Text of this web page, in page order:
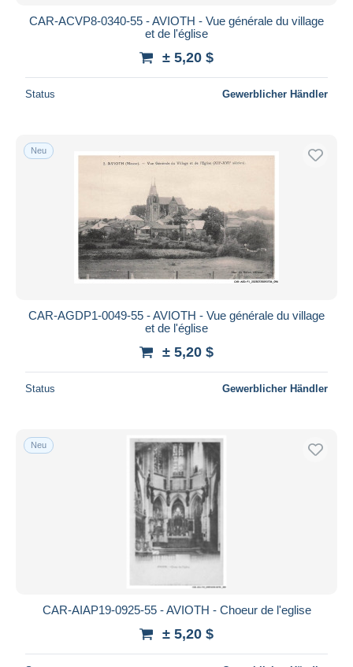
CAR-ACVP8-0340-55 - AVIOTH - Vue générale du village
et de l'église
± 5,20 $
Status Gewerblicher Händler
Neu
CAR-AGDP1-0049-55 - AVIOTH - Vue générale du village
et de l'église
± 5,20 $
Status Gewerblicher Händler
Neu
CAR-AIAP19-0925-55 - AVIOTH - Choeur de l'eglise
± 5,20 $